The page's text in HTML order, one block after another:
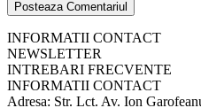
INFORMATII CONTACT
NEWSLETTER
INTREBARI FRECVENTE
INFORMATII CONTACT
Adresa: Str. Lct. Av. Ion